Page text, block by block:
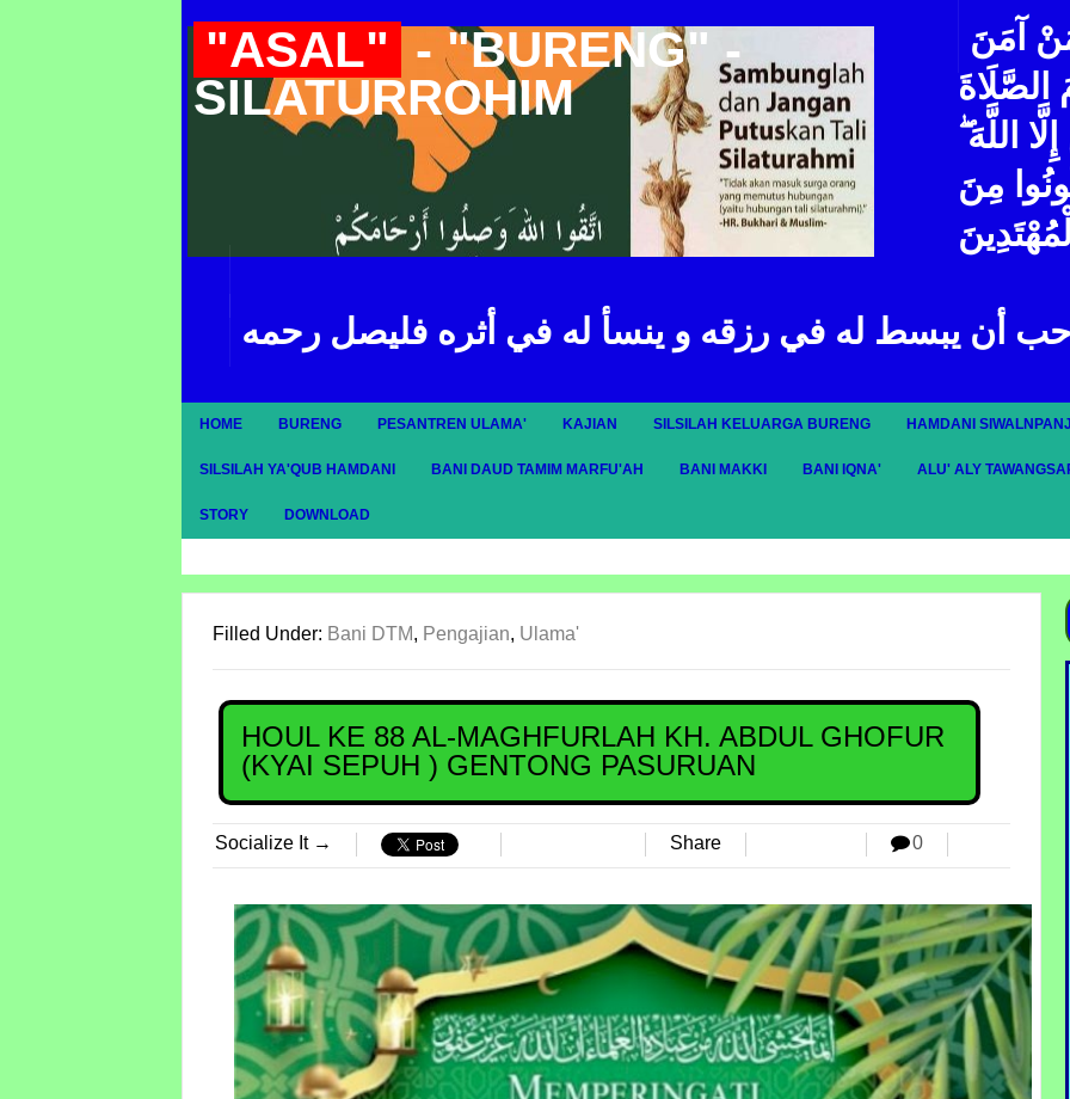
"ASAL" - "BURENG" -
SILATURROHIM
آمَنَ
الصَّلَاةَ
اللَّهَ
مِنَ
أن يبسط له في رزقه و ينسأ له في أثره فليصل رحمه
HOME BURENG PESANTREN ULAMA' KAJIAN SILSILAH KELUARGA BURENG HAMDANI SIWALNPANJI
SILSILAH YA'QUB HAMDANI BANI DAUD TAMIM MARFU'AH BANI MAKKI BANI IQNA' ALU' ALY
STORY DOWNLOAD
Filled Under: Bani DTM, Pengajian, Ulama'
HOUL KE 88 AL-MAGHFURLAH KH. ABDUL GHOFUR
(KYAI SEPUH ) GENTONG PASURUAN
Socialize It → Share 0